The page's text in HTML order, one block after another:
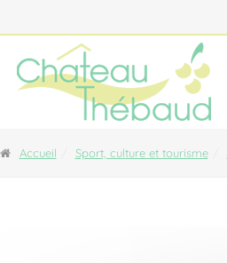
Accueil Sport, culture et tourisme